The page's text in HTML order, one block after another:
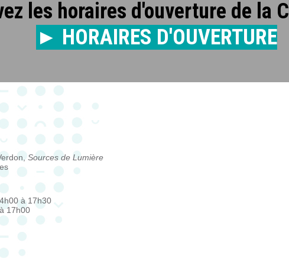
les horaires d'ouverture de la
► HORAIRES D'OUVERTURE
Sources de Lumière
à 17h30
17h00